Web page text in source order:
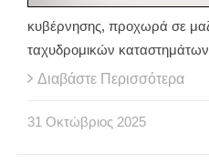
κυβέρνησης, προχωρά σε
ταχυδρομικών
Διαβάστε Περισσότερα
31 Οκτώβριος 2025